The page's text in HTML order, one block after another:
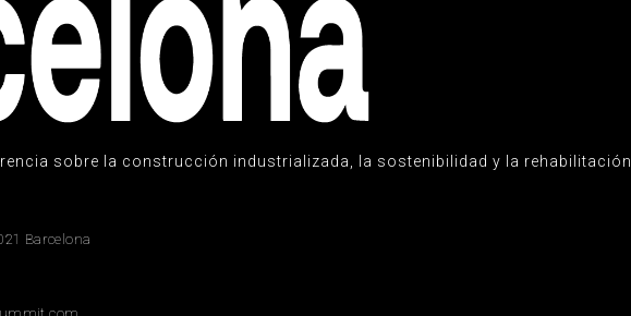
sobre la construcción industrializada, la sostenibilidad y la rehabilitación.
Barcelona